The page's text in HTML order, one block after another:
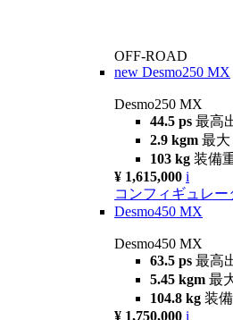
OFF-ROAD
new Desmo250 MX
Desmo250 MX
44.5 ps 最高
2.9 kgm 最大
103 kg 装備
¥ 1,615,000 i
コンフィギュレー
Desmo450 MX
Desmo450 MX
63.5 ps 最高
5.45 kgm 最
104.8 kg 装
¥ 1,750,000 i